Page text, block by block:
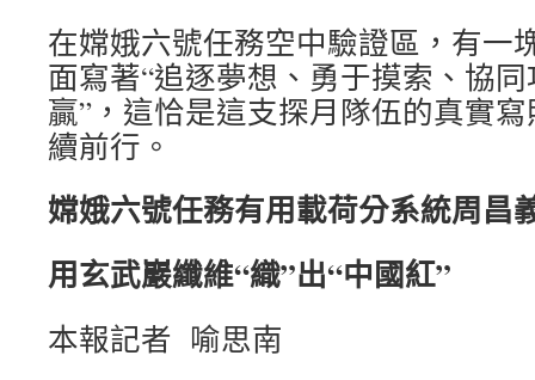
在嫦娥六號任務空中驗證區，有一
面寫著“追逐夢想、勇于摸索、協
贏”，這恰是這支探月隊伍的真實
續前行。
嫦娥六號任務有用載荷分系統周昌
用玄武巖纖維“織”出“中國紅”
本報記者 喻思南